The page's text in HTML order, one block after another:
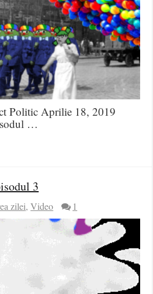
Politic Aprilie 18, 2019
…
3
zilei,Video 1